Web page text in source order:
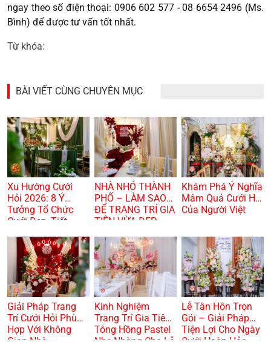
ngay theo số điện thoại: 0906 602 577 - 08 6654 2496 (Ms.
Bình) để được tư vấn tốt nhất.
Từ khóa:
BÀI VIẾT CÙNG CHUYÊN MỤC
Xu Hướng Cưới
Hỏi 2026: 8 Ý
Tưởng Tổ Chức
Cưới Đẹp, Tiết
NHÀ NHỎ THÀNH
PHỐ – LÀM SAO
ĐỂ TRANG TRÍ GIA
TIÊN VỪA ĐẸP
TRỌNG? 🏠🌸
Khám Phá Ý Nghĩa
Mâm Quả Cưới Hỏi
Của Người Việt
Giải Pháp Trang
Trí Cưới Hỏi Phù
Hợp Với Không
Gian Nhà
Kinh Nghiệm
Trang Trí Gia Tiên
Tông Hồng Pastel
Nhẹ Nhàng Cho Lễ
Lễ Tân Hôn Trọn
Gói – Giải Pháp
Tiện Lợi Cho Ngày
Cưới Hoàn Hảo